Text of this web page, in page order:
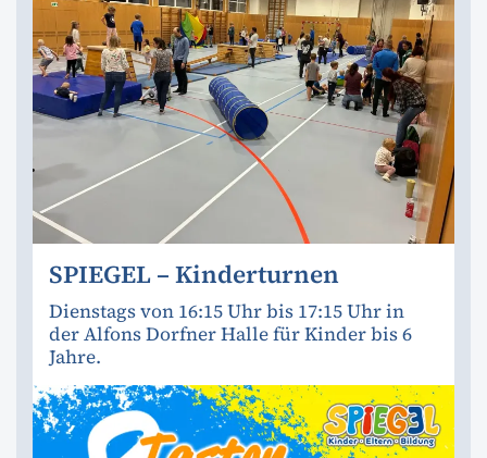
SPIEGEL – Kinderturnen
Dienstags von 16:15 Uhr bis 17:15 Uhr in
der Alfons Dorfner Halle für Kinder bis 6
Jahre.